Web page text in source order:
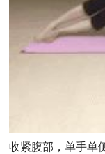
收紧腹部，单手单